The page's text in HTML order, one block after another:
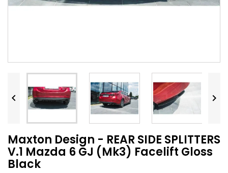
 
Maxton Design - REAR SIDE SPLITTERS
V.1 Mazda 6 GJ (Mk3) Facelift Gloss
Black